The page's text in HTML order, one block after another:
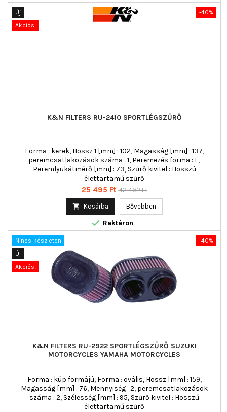
-40%
Új
Akciós!
K&N FILTERS RU-2410 SPORTLÉGSZŰRŐ
Forma : kerek, Hossz 1 [mm] : 102, Magasság [mm] : 137,
peremcsatlakozások száma : 1, Peremezés forma : E,
Peremlyukátmérő [mm] : 73, Szűrő kivitel : Hosszú
élettartamú szűrő
Ár
25 495 Ft Normál
42 492 Ft
 Kosárba Bővebben
 Raktáron
-40%
Nincs-készleten
Új
Akciós!
K&N FILTERS RU-2922 SPORTLÉGSZŰRŐ SUZUKI
MOTORCYCLES YAMAHA MOTORCYCLES
Forma : kúp formájú, Forma : ovális, Hossz [mm] : 159,
Magasság [mm] : 76, Mennyiség : 2, peremcsatlakozások
száma : 2, Szélesség [mm] : 95, Szűrő kivitel : Hosszú
élettartamú szűrő